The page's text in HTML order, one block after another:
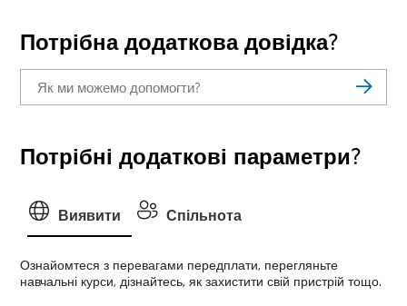
Потрібна додаткова довідка?
Потрібні додаткові параметри?
Виявити Спільнота
Ознайомтеся з перевагами передплати, перегляньте
навчальні курси, дізнайтесь, як захистити свій пристрій тощо.